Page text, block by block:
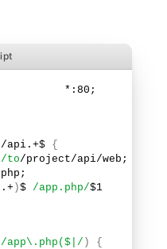
*:
80 ;
api.+$
{
to/project/api/web;
php ;
.+ )$ /app.php/$1
/app\.php($|/ )
{